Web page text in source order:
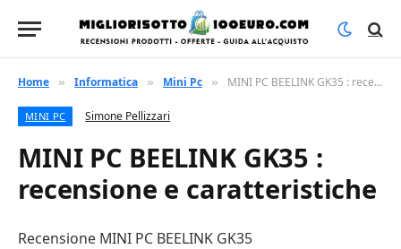
Home » Informatica » Mini Pc » MINI PC BEELINK GK35 : recensione e caratteristiche
MINI PC Simone Pellizzari
MINI PC BEELINK GK35 :
recensione e caratteristiche
Recensione MINI PC BEELINK GK35